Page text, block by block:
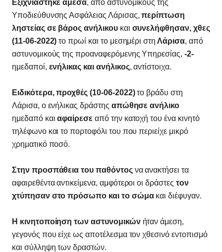
Εξιχνιάστηκε άμεσα, από αστυνομικούς της
Υποδιεύθυνσης Ασφάλειας Λάρισας,περίπτωση
ληστείας σε βάρος ανήλικουκαι συνελήφθησαν, χθες
(11-06-2022)το πρωί και το μεσημέρι στη Λάρισα, από
αστυνομικούς της προαναφερόμενης Υπηρεσίας, -2-
ημεδαποί, ενήλικας και ανήλικος, αντίστοιχα.
Ειδικότερα, προχθές (10-06-2022)το βράδυ στη
Λάρισα, ο ενήλικας δράστης απώθησε ανήλικο
ημεδαπό καιαφαίρεσε από την κατοχή του ένα κινητό
τηλέφωνο και το πορτοφόλι του που περιείχε μικρό
χρηματικό ποσό.
Στην προσπάθεια του παθόντοςνα ανακτήσει τα
αφαιρεθέντα αντικείμενα, αμφότεροι οι δράστες τον
χτύπησαν στο πρόσωπο και το σώμακαι διέφυγαν.
Η κινητοποίηση των αστυνομικώνήταν άμεση,
γεγονός που είχε ως αποτέλεσμα τον χθεσινό εντοπισμό
και σύλληψη των δραστών.